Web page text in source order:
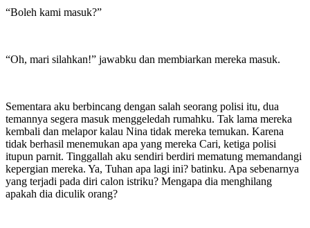
“Boleh kami masuk?”
“Oh, mari silahkan!” jawabku dan membiarkan mereka masuk.
Sementara aku berbincang dengan salah seorang polisi itu, dua
temannya segera masuk menggeledah rumahku. Tak lama mereka
kembali dan melapor kalau Nina tidak mereka temukan. Karena
tidak berhasil menemukan apa yang mereka Cari, ketiga polisi
itupun parnit. Tinggallah aku sendiri berdiri mematung memandangi
kepergian mereka. Ya, Tuhan apa lagi ini? batinku. Apa sebenarnya
yang terjadi pada diri calon istriku? Mengapa dia menghilang
apakah dia diculik orang?